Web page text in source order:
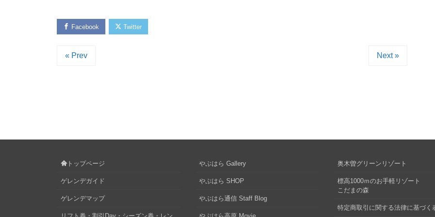
Facebook Twitter
« Prev Next »
トップページ
ゲレンデガイド
ゲレンデマップ
やぶはら Gallery
やぶはら SHOP
やぶはら通信 Staff Blog
奥木曽グリーンリゾート
標高1000ｍのお手軽リゾート
こだまの森
特定商取引に関する法律に基づく